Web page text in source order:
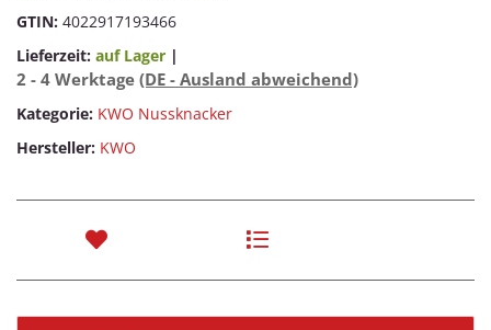
GTIN: 4022917193466
Lieferzeit: auf Lager |
2 - 4 Werktage (DE - Ausland abweichend)
Kategorie: KWO Nussknacker
Hersteller: KWO